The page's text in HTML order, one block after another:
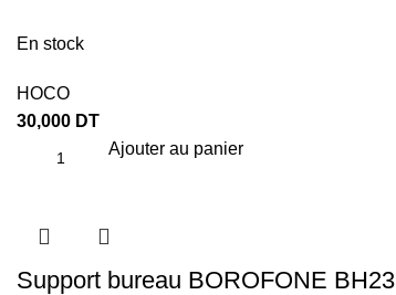
En stock
HOCO
30,000 DT
Ajouter au panier
Support bureau BOROFONE BH23